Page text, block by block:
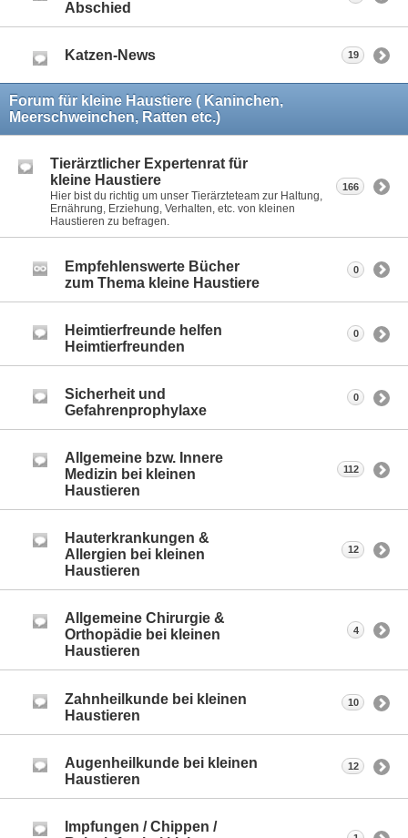
Abschied
Katzen-News 19
Forum für kleine Haustiere ( Kaninchen,
Meerschweinchen, Ratten etc.)
Tierärztlicher Expertenrat für
kleine Haustiere
Hier bist du richtig um unser Tierärzteteam zur Haltung,
Ernährung, Erziehung, Verhalten, etc. von kleinen
Haustieren zu befragen.
166
Empfehlenswerte Bücher
zum Thema kleine Haustiere
0
Heimtierfreunde helfen
Heimtierfreunden
0
Sicherheit und
Gefahrenprophylaxe
0
Allgemeine bzw. Innere
Medizin bei kleinen
Haustieren
112
Hauterkrankungen &
Allergien bei kleinen
Haustieren
12
Allgemeine Chirurgie &
Orthopädie bei kleinen
Haustieren
4
Zahnheilkunde bei kleinen
Haustieren
10
Augenheilkunde bei kleinen
Haustieren
12
Impfungen / Chippen /